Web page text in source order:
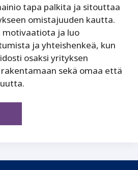
tapa palkita ja sitouttaa
omistajuuden kautta.
motivaatiota ja luo
ja yhteishenkeä, kun
osaksi yrityksen
sekä omaa että